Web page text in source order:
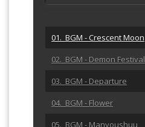
01. BGM - Crescent Moon
02. BGM - Demon Festival
03. BGM - Departure
04. BGM - Flower
05. BGM - Manyoushuu